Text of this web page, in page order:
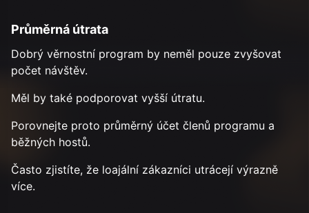
Průměrná útrata
Dobrý věrnostní program by neměl pouze zvyšovat
počet návštěv.
Měl by také podporovat vyšší útratu.
Porovnejte proto průměrný účet členů programu a
běžných hostů.
Často zjistíte, že loajální zákazníci utrácejí výrazně
více.